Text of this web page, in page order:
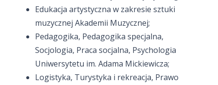
Edukacja artystyczna w zakresie sztuki
muzycznej Akademii Muzycznej;
Pedagogika, Pedagogika specjalna,
Socjologia, Praca socjalna, Psychologia
Uniwersytetu im. Adama Mickiewicza;
Logistyka, Turystyka i rekreacja, Prawo